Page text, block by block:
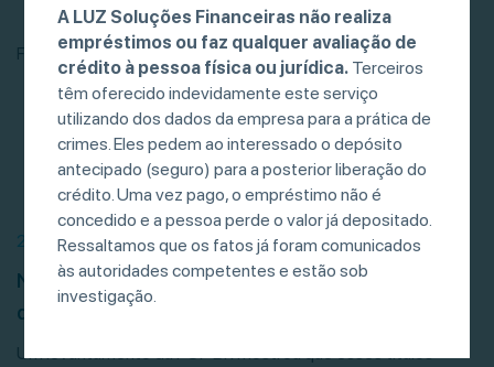
A LUZ Soluções Financeiras não realiza
empréstimos ou faz qualquer avaliação de
crédito à pessoa física ou jurídica. Terceiros
têm oferecido indevidamente este serviço
utilizando dos dados da empresa para a prática de
crimes. Eles pedem ao interessado o depósito
antecipado (seguro) para a posterior liberação do
crédito. Uma vez pago, o empréstimo não é
concedido e a pessoa perde o valor já depositado.
Ressaltamos que os fatos já foram comunicados
às autoridades competentes e estão sob
investigação.
Fonte: Valor Investe
21/07/26
Negociação de debêntures, CRIs e CRAs
desacelera, mas bate recorde
Um levantamento da POP BR mostrou que esses títulos